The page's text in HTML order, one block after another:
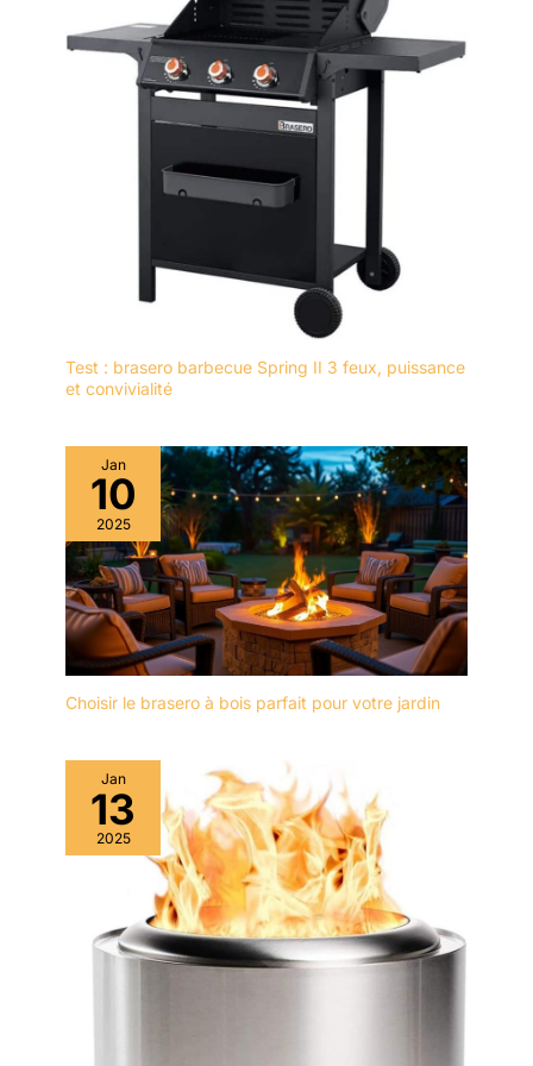
de 68,5 cm, avec une
hauteur 43 cm est idéal
pour l'extérieur.
Test : brasero barbecue Spring II 3 feux, puissance
et convivialité
Jan
10
2025
Choisir le brasero à bois parfait pour votre jardin
Jan
13
2025